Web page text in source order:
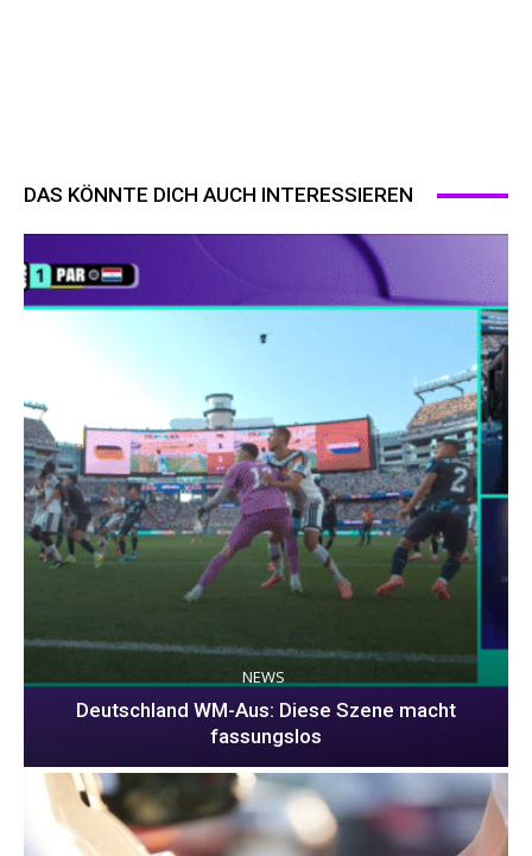
DAS KÖNNTE DICH AUCH INTERESSIEREN
NEWS
Deutschland WM-Aus: Diese Szene macht
fassungslos